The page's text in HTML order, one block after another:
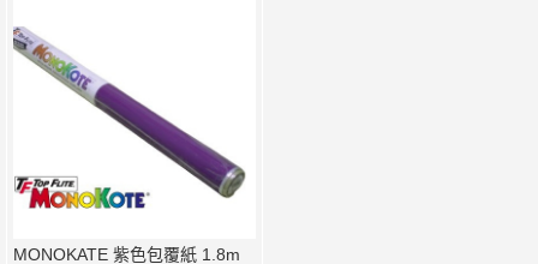
MONOKATE 紫色包覆紙 1.8m